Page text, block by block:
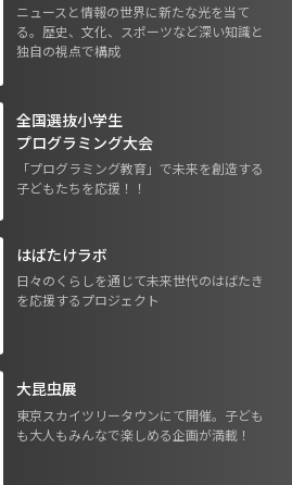
ニュースと情報の世界に新たな光を当て
る。歴史、文化、スポーツなど深い知識と
独自の視点で構成
全国選抜小学生
プログラミング大会
「プログラミング教育」で未来を創造する
子どもたちを応援！！
はばたけラボ
日々のくらしを通じて未来世代のはばたき
を応援するプロジェクト
大昆虫展
東京スカイツリータウンにて開催。子ども
も大人もみんなで楽しめる企画が満載！